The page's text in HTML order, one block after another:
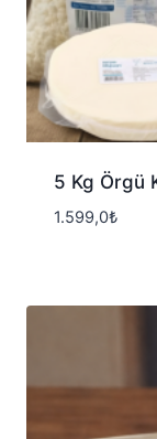
5 Kg Örgü
1.599,0₺